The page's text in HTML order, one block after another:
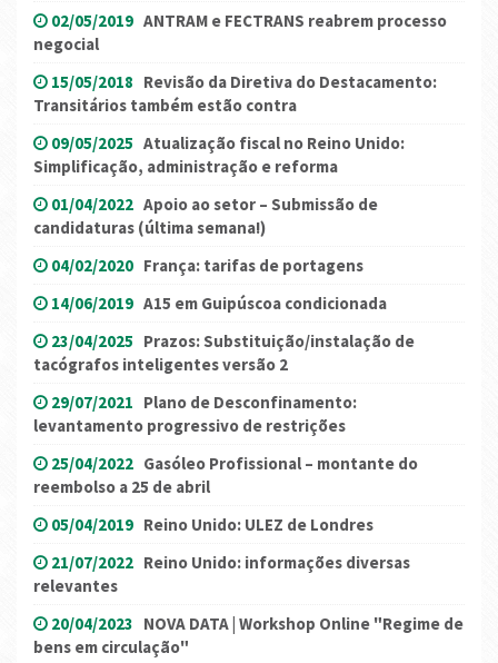
02/05/2019 ANTRAM e FECTRANS reabrem processo
negocial
15/05/2018 Revisão da Diretiva do Destacamento:
Transitários também estão contra
09/05/2025 Atualização fiscal no Reino Unido:
Simplificação, administração e reforma
01/04/2022 Apoio ao setor – Submissão de
candidaturas (última semana!)
04/02/2020 França: tarifas de portagens
14/06/2019 A15 em Guipúscoa condicionada
23/04/2025 Prazos: Substituição/instalação de
tacógrafos inteligentes versão 2
29/07/2021 Plano de Desconfinamento:
levantamento progressivo de restrições
25/04/2022 Gasóleo Profissional – montante do
reembolso a 25 de abril
05/04/2019 Reino Unido: ULEZ de Londres
21/07/2022 Reino Unido: informações diversas
relevantes
20/04/2023 NOVA DATA | Workshop Online "Regime de
bens em circulação"